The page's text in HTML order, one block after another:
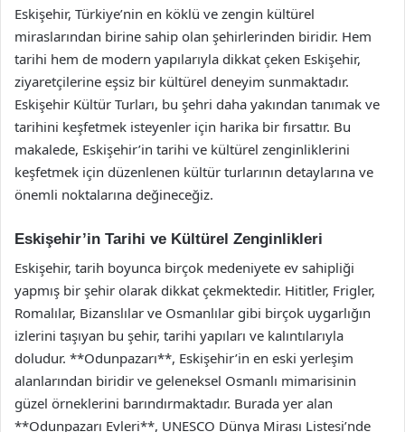
Eskişehir, Türkiye’nin en köklü ve zengin kültürel
miraslarından birine sahip olan şehirlerinden biridir. Hem
tarihi hem de modern yapılarıyla dikkat çeken Eskişehir,
ziyaretçilerine eşsiz bir kültürel deneyim sunmaktadır.
Eskişehir Kültür Turları, bu şehri daha yakından tanımak ve
tarihini keşfetmek isteyenler için harika bir fırsattır. Bu
makalede, Eskişehir’in tarihi ve kültürel zenginliklerini
keşfetmek için düzenlenen kültür turlarının detaylarına ve
önemli noktalarına değineceğiz.
Eskişehir’in Tarihi ve Kültürel Zenginlikleri
Eskişehir, tarih boyunca birçok medeniyete ev sahipliği
yapmış bir şehir olarak dikkat çekmektedir. Hititler, Frigler,
Romalılar, Bizanslılar ve Osmanlılar gibi birçok uygarlığın
izlerini taşıyan bu şehir, tarihi yapıları ve kalıntılarıyla
doludur. **Odunpazarı**, Eskişehir’in en eski yerleşim
alanlarından biridir ve geleneksel Osmanlı mimarisinin
güzel örneklerini barındırmaktadır. Burada yer alan
**Odunpazarı Evleri**, UNESCO Dünya Mirası Listesi’nde